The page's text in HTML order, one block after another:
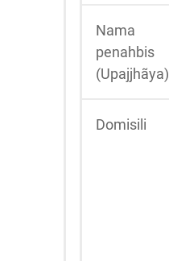
Nama
penahbis
(Upajjhãya)
Domisili